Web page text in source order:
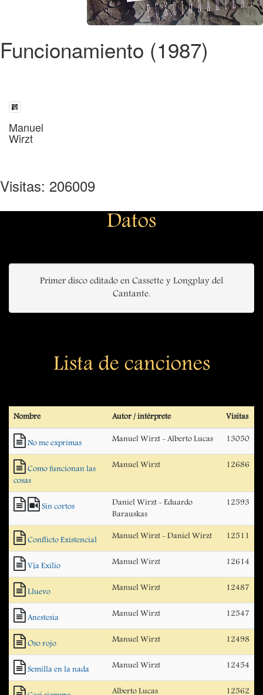
Funcionamiento (1987)
Manuel
Wirzt
Visitas: 206009
Datos
Primer disco editado en Cassette y Longplay del
Cantante.
Lista de canciones
Nombre Autor / intérprete Visitas
No me exprimas Manuel Wirzt - Alberto Lucas 13050
Como funcionan las
cosas
Manuel Wirzt 12686
Sin cortos
Daniel Wirzt - Eduardo
Barauskas
12593
Conflicto Existencial Manuel Wirzt - Daniel Wirzt 12511
Vía Exilio Manuel Wirzt 12614
Lluevo Manuel Wirzt 12487
Anestesia Manuel Wirzt 12547
Oso rojo Manuel Wirzt 12498
Semilla en la nada Manuel Wirzt 12454
Alberto Lucas 12562